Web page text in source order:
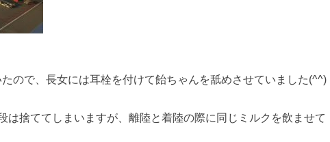
ので、長女には耳栓を付けて飴ちゃんを舐めさせていました(^^)
は捨ててしまいますが、離陸と着陸の際に同じミルクを飲ませて